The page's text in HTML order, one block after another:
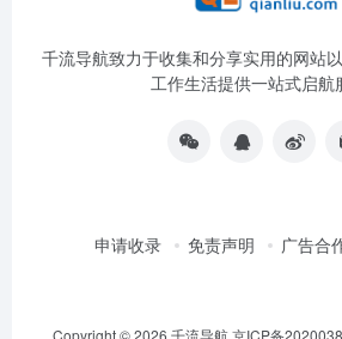
千流导航致力于收集和分享实用的网站
工作生活提供一站式启航
申请收录 免责声明 广告合
Copyright © 2026 千流导航京ICP备